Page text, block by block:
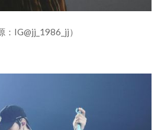
：IG@jj_1986_jj）